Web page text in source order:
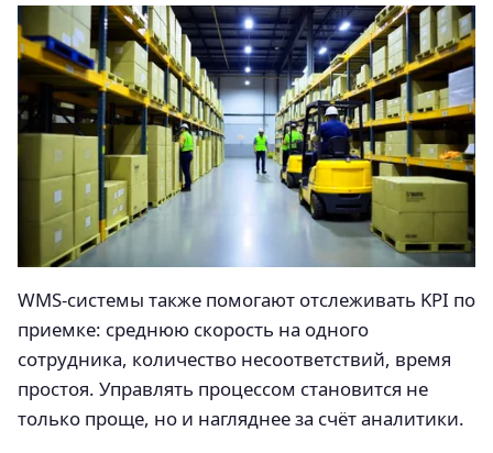
WMS-системы также помогают отслеживать KPI по
приемке: среднюю скорость на одного
сотрудника, количество несоответствий, время
простоя. Управлять процессом становится не
только проще, но и нагляднее за счёт аналитики.